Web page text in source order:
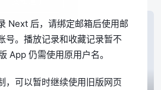
Next 后，请绑定邮箱后使用邮
号。播放记录和收藏记录暂不
App 仍需使用原用户名。
，可以暂时继续使用旧版网页